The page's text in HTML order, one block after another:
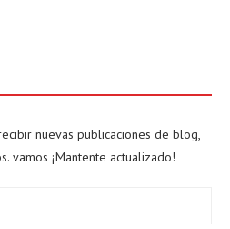
nuevas publicaciones de blog,
vamos ¡Mantente actualizado!